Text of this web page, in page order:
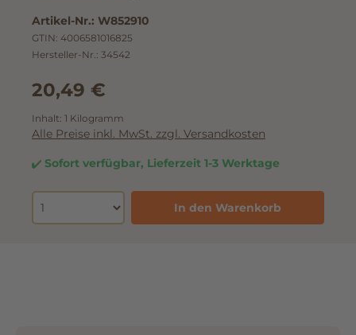
Artikel-Nr.: W852910
GTIN: 4006581016825
Hersteller-Nr.: 34542
20,49 €
Inhalt: 1 Kilogramm
Alle Preise inkl. MwSt. zzgl. Versandkosten
Sofort verfügbar, Lieferzeit 1-3 Werktage
In den Warenkorb